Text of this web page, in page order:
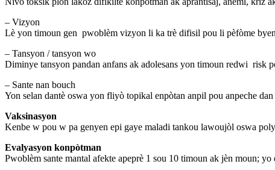
– Vizyon
Lè yon timoun gen pwoblèm vizyon li ka trè difisil pou li pèfòme
– Tansyon / tansyon wo
Diminye tansyon pandan anfans ak adolesans yon timoun redwi risk
– Sante nan bouch
Yon selan dantè oswa yon fliyò topikal enpòtan anpil pou anpeche
Vaksinasyon
Kenbe w pou w pa genyen epi gaye maladi tankou lawoujòl oswa
Evalyasyon konpòtman
Pwoblèm sante mantal afekte apeprè 1 sou 10 timoun ak jèn moun;